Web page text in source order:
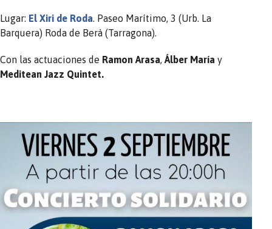
Lugar: El Xiri de Roda. Paseo Marítimo, 3 (Urb. La
Barquera) Roda de Berà (Tarragona).
Con las actuaciones de Ramon Arasa, Álber María y
Meditean Jazz Quintet.